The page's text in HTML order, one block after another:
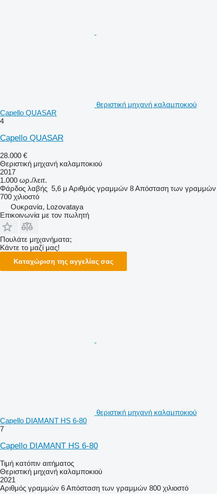
θεριστική μηχανή καλαμποκιού
Capello QUASAR
4
Capello QUASAR
28.000 €
Θεριστική μηχανή καλαμποκιού
2017
1.000 ωρ./λειτ.
Φάρδος λαβής 5,6 μ Αριθμός γραμμών 8Απόσταση των γραμμών
700 χιλιοστό
Ουκρανία, Lozovataya
Επικοινωνία με τον πωλητή
Πουλάτε μηχανήματα;
Κάντε το μαζί μας!
Καταχώριση της αγγελίας σας
θεριστική μηχανή καλαμποκιού
Capello DIAMANT HS 6-80
7
Capello DIAMANT HS 6-80
Τιμή κατόπιν αιτήματος
Θεριστική μηχανή καλαμποκιού
2021
Αριθμός γραμμών 6Απόσταση των γραμμών 800 χιλιοστό